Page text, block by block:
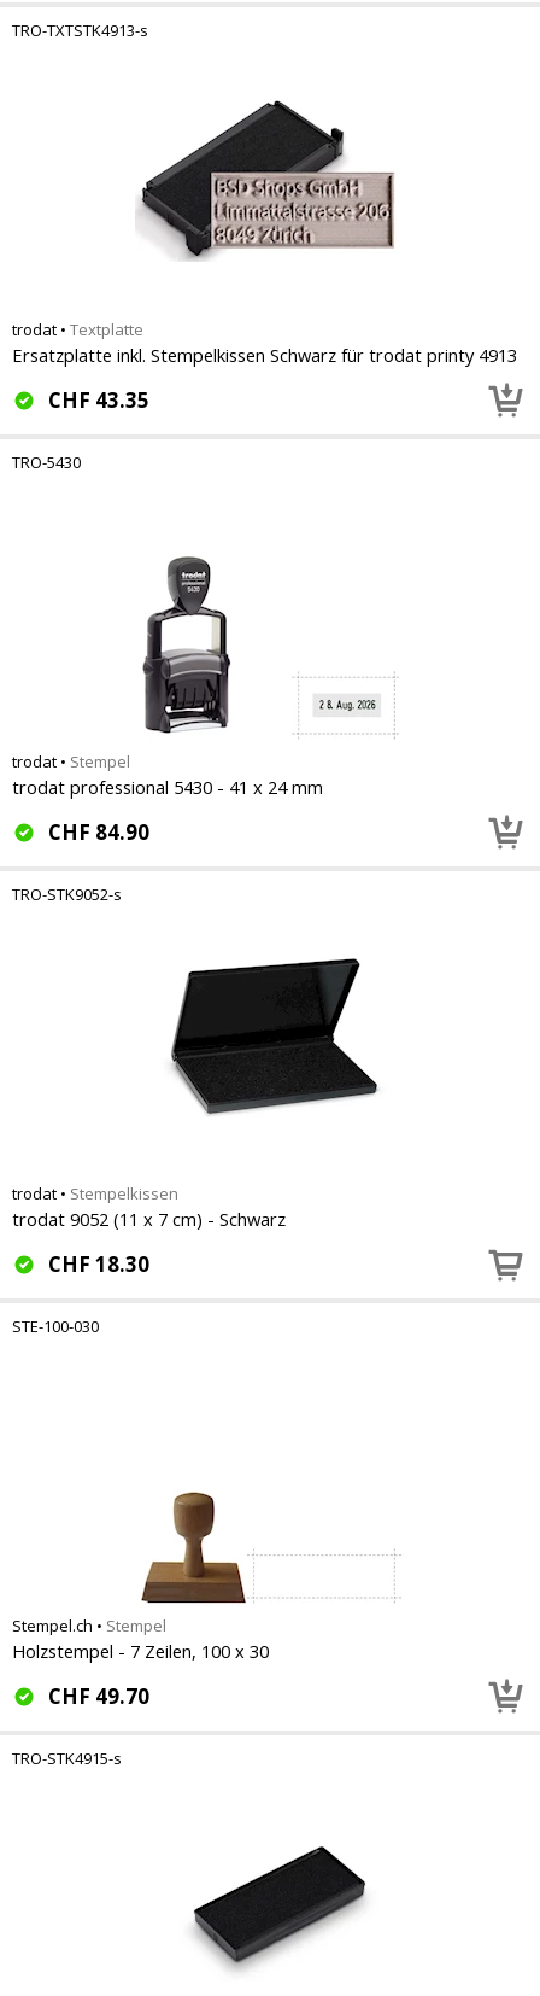
TRO-TXTSTK4913-s
trodat • Textplatte
Ersatzplatte inkl. Stempelkissen Schwarz für trodat printy 4913
CHF 43.35
TRO-5430
trodat • Stempel
trodat professional 5430 - 41 x 24 mm
CHF 84.90
TRO-STK9052-s
trodat • Stempelkissen
trodat 9052 (11 x 7 cm) - Schwarz
CHF 18.30
STE-100-030
Stempel.ch • Stempel
Holzstempel - 7 Zeilen, 100 x 30
CHF 49.70
TRO-STK4915-s